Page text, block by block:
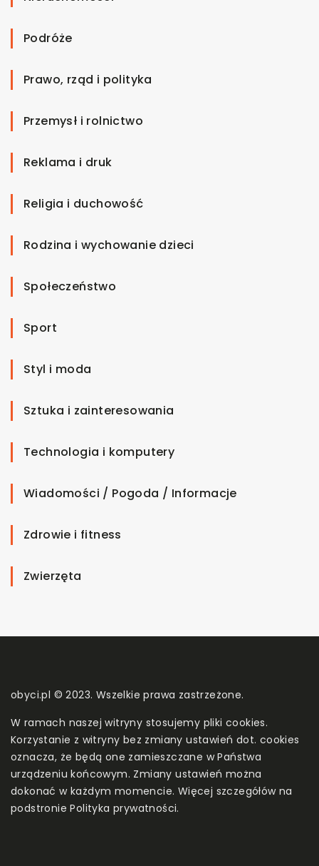
Podróże
Prawo, rząd i polityka
Przemysł i rolnictwo
Reklama i druk
Religia i duchowość
Rodzina i wychowanie dzieci
Społeczeństwo
Sport
Styl i moda
Sztuka i zainteresowania
Technologia i komputery
Wiadomości / Pogoda / Informacje
Zdrowie i fitness
Zwierzęta
obyci.pl © 2023. Wszelkie prawa zastrzeżone.
W ramach naszej witryny stosujemy pliki cookies.
Korzystanie z witryny bez zmiany ustawień dot. cookies
oznacza, że będą one zamieszczane w Państwa
urządzeniu końcowym. Zmiany ustawień można
dokonać w każdym momencie. Więcej szczegółów na
podstroniePolityka prywatności.